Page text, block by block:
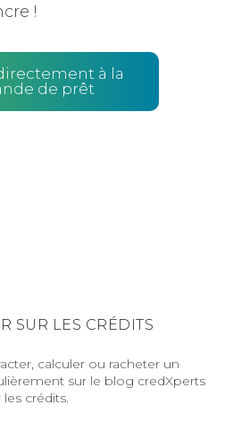
!
à la
de prêt
SUR LES CRÉDITS
calculer ou racheter un
sur le blog credXperts
crédits.